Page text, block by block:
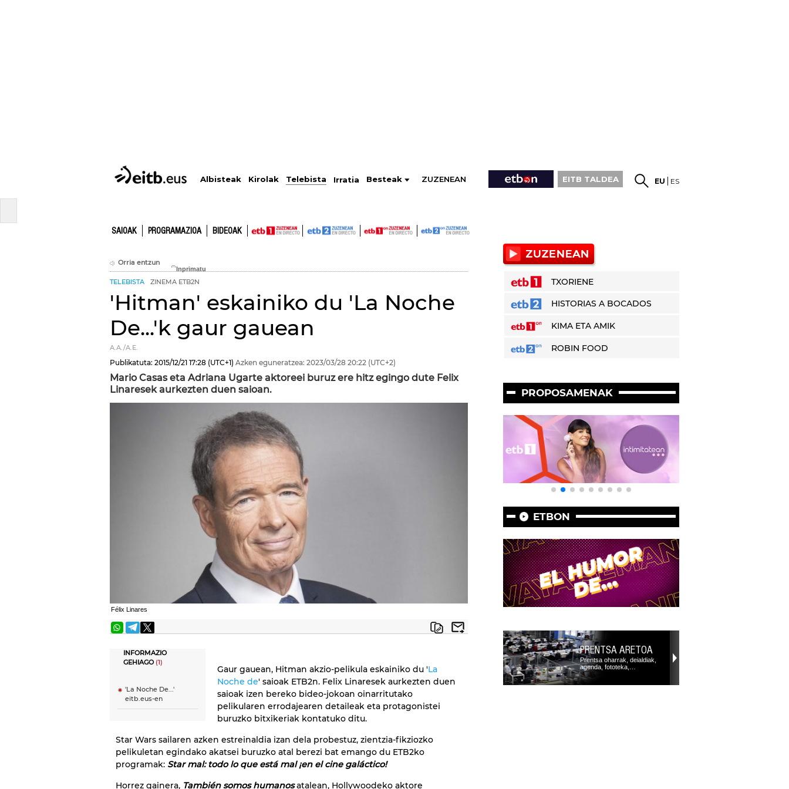
Albisteak Kirolak Telebista Irratia Besteak ZUZENEAN EITB TALDEA EU ES
SAIOAK PROGRAMAZIOA BIDEOAK
Orria entzun
TELEBISTA ZINEMA ETB2N
'Hitman' eskainiko du 'La Noche
De...'k gaur gauean
A.A./A.E.
Publikatuta: 2015/12/21 17:28 (UTC+1) Azken eguneratzea: 2023/03/28 20:22 (UTC+2)
Mario Casas eta Adriana Ugarte aktoreei buruz ere hitz egingo dute Felix
Linaresek aurkezten duen saioan.
Félix Linares
INFORMAZIO
GEHIAGO(1)
'La Noche De...'
eitb.eus-en
Gaur gauean, Hitman akzio-pelikula eskainiko du 'La
Noche de' saioak ETB2n. Felix Linaresek aurkezten duen
saioak izen bereko bideo-jokoan oinarritutako
pelikularen errodajearen detaileak eta protagonistei
buruzko bitxikeriak kontatuko ditu.
Star Wars sailaren azken estreinaldia izan dela probestuz, zientzia-fikziozko
pelikuletan egindako akatsei buruzko atal berezi bat emango du ETB2ko
programak: Star mal: todo lo que está mal ¡en el cine galáctico!
Horrez gainera, También somos humanosatalean, Hollywoodeko aktore
TXORIENE
HISTORIAS A BOCADOS
KIMA ETA AMIK
ROBIN FOOD
PROPOSAMENAK
ETBON
PRENTSA ARETOA
Prentsa oharrak, deialdiak,
agenda, fototeka,…